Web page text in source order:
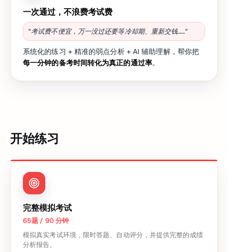
一次通过，不浪费考试费
"考试费不便宜，万一没过还要等冷却期、重新交钱……"
系统化的练习 + 精准的弱点分析 + AI 辅助理解，帮你把
每一分钟的备考时间转化为真正的通过率。
开始练习
完整模拟考试
65题 / 90 分钟
模拟真实考试环境，限时答题、自动评分，并提供完整的成绩
分析报告。